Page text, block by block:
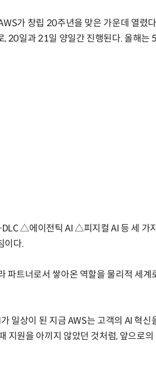
가 창립 20주년을 맞은 가운데 열렸
, 20일과 21일 양일간 진행된다. 올해
△에이전틱 AI △피지컬 AI 등 세 가
이다.
파트너로서 쌓아온 역할을 물리적 세
일상이 된 지금 AWS는 고객의 AI 혁
지원을 아끼지 않았던 것처럼, 앞으로